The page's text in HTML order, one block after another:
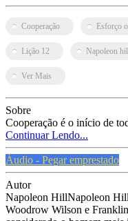
Cooperação Esforço
Lição 12 Napoleon
Ver Mais
Sobre
Cooperação é o início de
Continuar Lendo...
Áudio - Pegar emprestado
Autor
Napoleon HillNapoleon Hill
Woodrow Wilson e